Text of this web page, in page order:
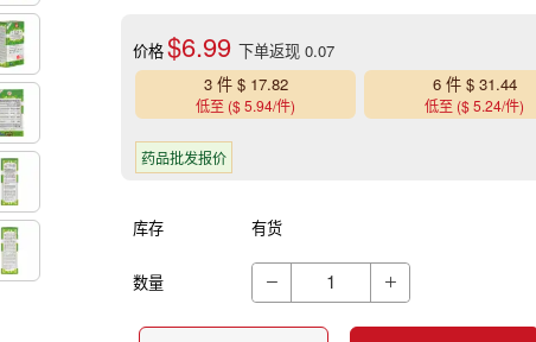
价格$6.99下单返现 0.07
3 件 $ 17.82
低至 ($ 5.94/件)
6 件 $ 31.44
低至 ($ 5.24/件)
药品批发报价
库存 有货
数量  